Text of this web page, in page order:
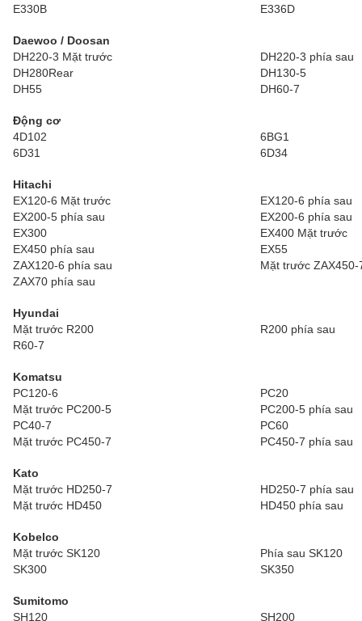
E330B
E336D
Daewoo / Doosan
DH220-3 Mặt trước
DH220-3 phía sau
DH280Rear
DH130-5
DH55
DH60-7
Động cơ
4D102
6BG1
6D31
6D34
Hitachi
EX120-6 Mặt trước
EX120-6 phía sau
EX200-5 phía sau
EX200-6 phía sau
EX300
EX400 Mặt trước
EX450 phía sau
EX55
ZAX120-6 phía sau
Mặt trước ZAX450-
ZAX70 phía sau
Hyundai
Mặt trước R200
R200 phía sau
R60-7
Komatsu
PC120-6
PC20
Mặt trước PC200-5
PC200-5 phía sau
PC40-7
PC60
Mặt trước PC450-7
PC450-7 phía sau
Kato
Mặt trước HD250-7
HD250-7 phía sau
Mặt trước HD450
HD450 phía sau
Kobelco
Mặt trước SK120
Phía sau SK120
SK300
SK350
Sumitomo
SH120
SH200